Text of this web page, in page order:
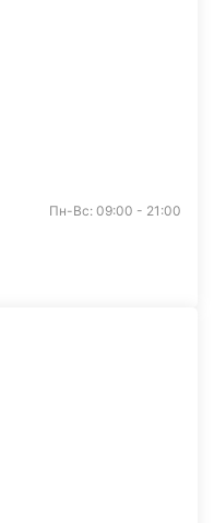
Пн-Вс: 09:00 - 21:00